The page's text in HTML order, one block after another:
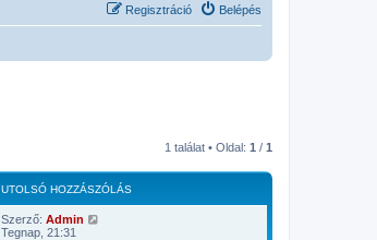
Belépés
Regisztráció
1 találat • Oldal: 1 / 1
UTOLSÓ HOZZÁSZÓLÁS
Szerző: Admin
Tegnap, 21:31